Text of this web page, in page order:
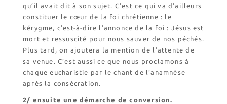
qu’il avait dit à son sujet. C’est ce qui va d’ailleurs
constituer le cœur de la foi chrétienne : le
kérygme, c’est-à-dire l’annonce de la foi : Jésus est
mort et ressuscité pour nous sauver de nos péchés.
Plus tard, on ajoutera la mention de l’attente de
sa venue. C’est aussi ce que nous proclamons à
chaque eucharistie par le chant de l’anamnèse
après la consécration.
2/ ensuite une démarche de conversion.